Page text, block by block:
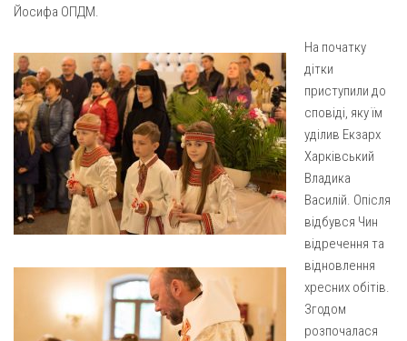
Пророка Іллі (смт. Білики)
Різдва Пресвятої Богородиці (с. Вільховатка)
Св. Апостола Андрія Первозванного (с. Засулля)
Св. Миколая (с. Деменки)
Успіння Пресвятої Богородиці (м. Кременчук)
Успіння Пресвятої Богородиці (м. Лубни)
Парохії Сумської області
Введення в храм Богородиці (м. Суми)
Матері Божої Неустанної Помочі (м. Охтирка)
Монастирі
Свято-Покровський монастир оо Василіян
Йосифа ОПДМ.
На початку
дітки
приступили до
сповіді, яку їм
уділив Екзарх
Харківський
Владика
Василій. Опісля
відбувся Чин
відречення та
відновлення
хресних обітів.
Згодом
розпочалася